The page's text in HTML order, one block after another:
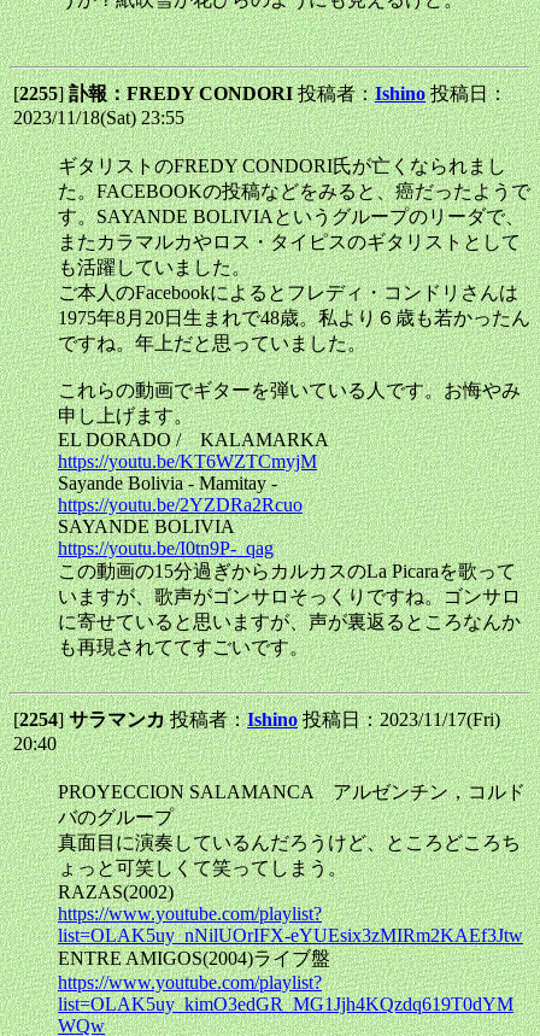
[2255]訃報：FREDY CONDORI投稿者：Ishino 投稿日：
2023/11/18(Sat) 23:55
ギタリストのFREDY CONDORI氏が亡くなられまし
た。FACEBOOKの投稿などをみると、癌だったようで
す。SAYANDE BOLIVIAというグループのリーダで、
またカラマルカやロス・タイピスのギタリストとして
も活躍していました。
ご本人のFacebookによるとフレディ・コンドリさんは
1975年8月20日生まれで48歳。私より６歳も若かったん
ですね。年上だと思っていました。
これらの動画でギターを弾いている人です。お悔やみ
申し上げます。
EL DORADO / KALAMARKA
https://youtu.be/KT6WZTCmyjM
Sayande Bolivia - Mamitay -
https://youtu.be/2YZDRa2Rcuo
SAYANDE BOLIVIA
https://youtu.be/I0tn9P-_qag
この動画の15分過ぎからカルカスのLa Picaraを歌って
いますが、歌声がゴンサロそっくりですね。ゴンサロ
に寄せていると思いますが、声が裏返るところなんか
も再現されててすごいです。
[2254]サラマンカ投稿者：Ishino 投稿日：2023/11/17(Fri)
20:40
PROYECCION SALAMANCA アルゼンチン，コルド
バのグループ
真面目に演奏しているんだろうけど、ところどころち
ょっと可笑しくて笑ってしまう。
RAZAS(2002)
https://www.youtube.com/playlist?
list=OLAK5uy_nNilUOrIFX-eYUEsix3zMIRm2KAEf3Jtw
ENTRE AMIGOS(2004)ライブ盤
https://www.youtube.com/playlist?
list=OLAK5uy_kimO3edGR_MG1Jjh4KQzdq619T0dYM
WQw